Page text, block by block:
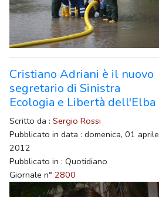
Cristiano Adriani è il nuovo
segretario di Sinistra
Ecologia e Libertà dell'Elba
Scritto da : Sergio Rossi
Pubblicato in data : domenica, 01 aprile
2012
Pubblicato in : Quotidiano
Giornale n° 2800